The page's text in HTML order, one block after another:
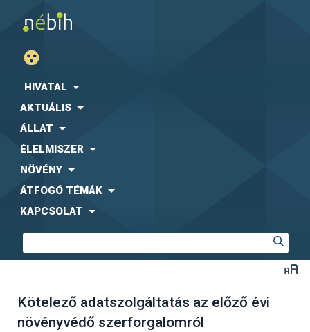
HIVATAL
AKTUÁLIS
ÁLLAT
ÉLELMISZER
NÖVÉNY
ÁTFOGÓ TÉMÁK
KAPCSOLAT
Kötelező adatszolgáltatás az előző évi
növényvédő szerforgalomról